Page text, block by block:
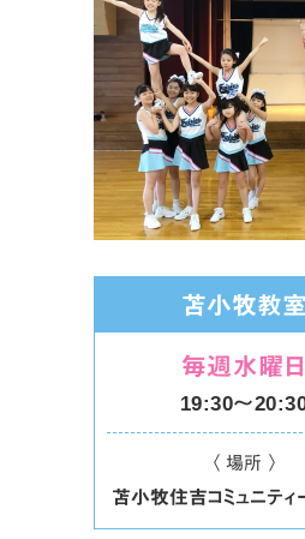
苫小牧教
毎週水曜
19:30〜
〈 場所 〉
苫小牧住吉コミュニティ